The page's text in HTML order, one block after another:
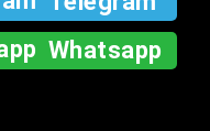
Whatsapp